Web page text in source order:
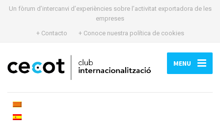
Un fòrum d’intercanvi d’experiències sobre l’activitat exportadora de les
empreses
+ Contacto
+ Conoce nuestra política de cookies
MENU